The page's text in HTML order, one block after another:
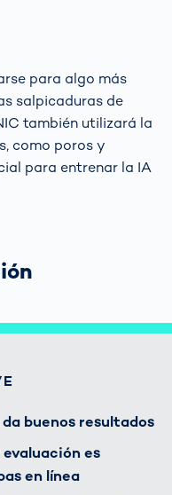
para algo más
salpicaduras de
también utilizará la
como poros y
para entrenar la IA
buenos resultados
es
en línea